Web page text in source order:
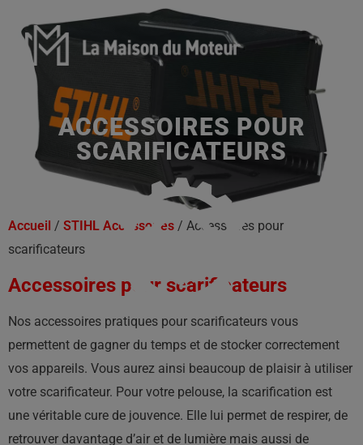
ACCESSOIRES POUR
SCARIFICATEURS
Accueil / STIHL Accessoires / Accessoires pour
scarificateurs
Accessoires pour scarificateurs
Nos accessoires pratiques pour scarificateurs vous
permettent de gagner du temps et de stocker correctement
vos appareils. Vous aurez ainsi beaucoup de plaisir à utiliser
votre scarificateur. Pour votre pelouse, la scarification est
une véritable cure de jouvence. Elle lui permet de respirer, de
retrouver davantage d’air et de lumière mais aussi de